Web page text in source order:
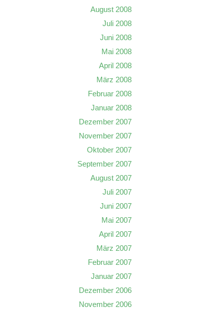
August 2008
Juli 2008
Juni 2008
Mai 2008
April 2008
März 2008
Februar 2008
Januar 2008
Dezember 2007
November 2007
Oktober 2007
September 2007
August 2007
Juli 2007
Juni 2007
Mai 2007
April 2007
März 2007
Februar 2007
Januar 2007
Dezember 2006
November 2006